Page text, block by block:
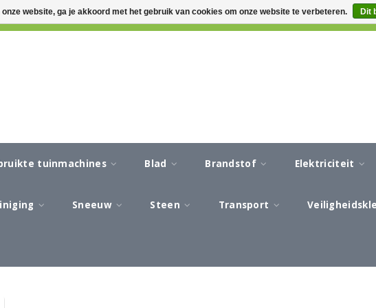
CIRCA 3-5 WERKDAGEN LEVERTIJD AFREKENEN IN EEN
tuinmachines Blad Brandstof Elektriciteit
Sneeuw Steen Transport
website, ga je akkoord met het gebruik van cookies om onze website te verbeteren. Dit